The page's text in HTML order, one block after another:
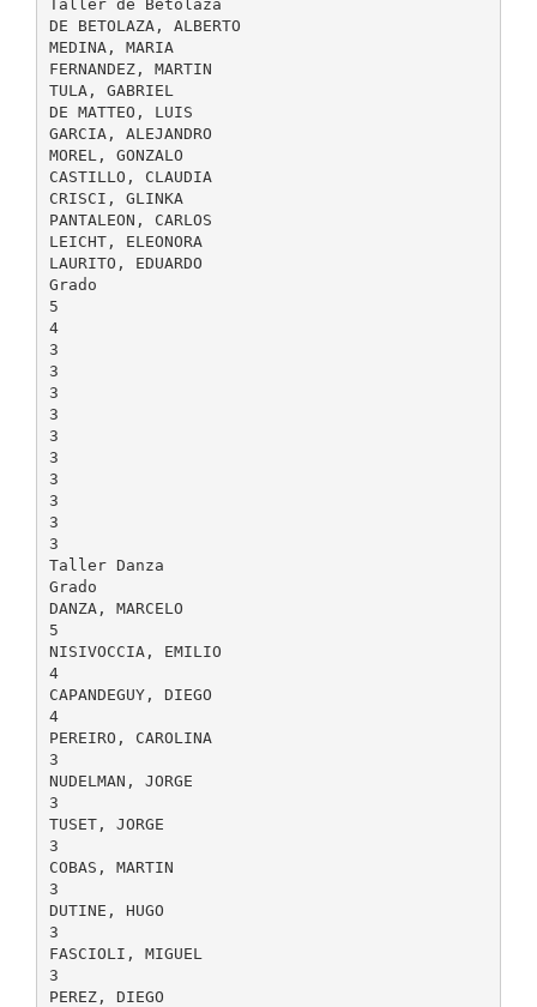
Taller de Betolaza
DE BETOLAZA, ALBERTO
MEDINA, MARIA
FERNANDEZ, MARTIN
TULA, GABRIEL
DE MATTEO, LUIS
GARCIA, ALEJANDRO
MOREL, GONZALO
CASTILLO, CLAUDIA
CRISCI, GLINKA
PANTALEON, CARLOS
LEICHT, ELEONORA
LAURITO, EDUARDO
Grado
5
4
3
3
3
3
3
3
3
3
3
3
Taller Danza
Grado
DANZA, MARCELO
5
NISIVOCCIA, EMILIO
4
CAPANDEGUY, DIEGO
4
PEREIRO, CAROLINA
3
NUDELMAN, JORGE
3
TUSET, JORGE
3
COBAS, MARTIN
3
DUTINE, HUGO
3
FASCIOLI, MIGUEL
3
PEREZ, DIEGO